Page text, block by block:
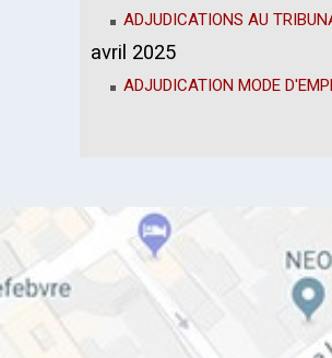
ADJUDICATIONS AU
avril 2025
ADJUDICATION MODE